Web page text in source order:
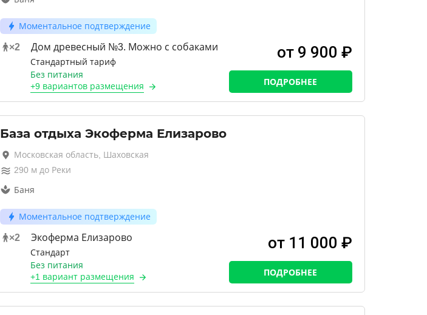
Моментальное подтверждение
×2 Дом древесный №3. Можно с собаками
Стандартный тариф
Без питания
+9 вариантовразмещения
от 9 900 ₽
ПОДРОБНЕЕ
База отдыха Экоферма Елизарово
Московская область, Шаховская
290 м до Реки
Баня
Моментальное подтверждение
×2 Экоферма Елизарово
Стандарт
Без питания
+1 вариантразмещения
от 11 000 ₽
ПОДРОБНЕЕ